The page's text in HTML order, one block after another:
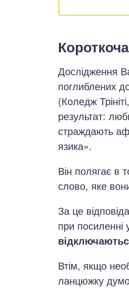
Дослідження
поглиблених
(Коледж
результат:
страждають
язика».
Він полягає в
слово, яке
За це
при посиленні
Втім, якщо
ланцюжку